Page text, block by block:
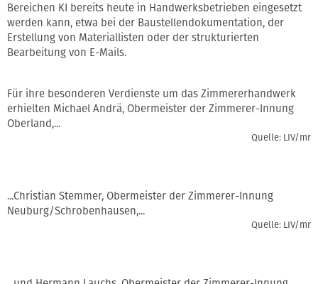
Bereichen KI bereits heute in Handwerksbetrieben eingesetzt
werden kann, etwa bei der Baustellendokumentation, der
Erstellung von Materiallisten oder der strukturierten
Bearbeitung von E-Mails.
Für ihre besonderen Verdienste um das Zimmererhandwerk
erhielten Michael Andrä, Obermeister der Zimmerer-Innung
Oberland,...
Quelle: LIV/mr
...Christian Stemmer, Obermeister der Zimmerer-Innung
Neuburg/Schrobenhausen,...
Quelle: LIV/mr